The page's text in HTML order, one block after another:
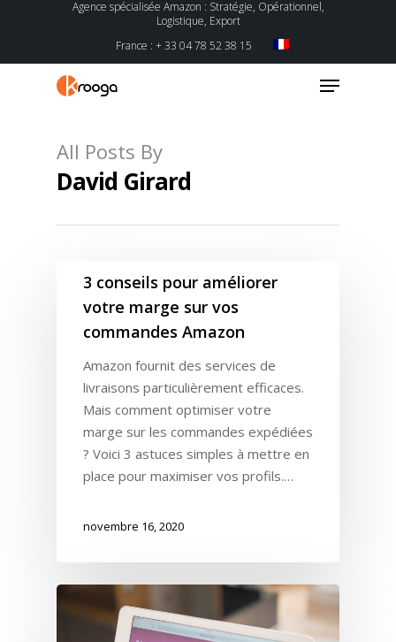
Agence spécialisée Amazon : Stratégie, Opérationnel,
Logistique, Export
France : + 33 04 78 52 38 15
Hit enter to search or ESC to close
All Posts By
David Girard
3 conseils pour améliorer
votre marge sur vos
commandes Amazon
Amazon fournit des services de
livraisons particulièrement efficaces.
Mais comment optimiser votre
marge sur les commandes expédiées
? Voici 3 astuces simples à mettre en
place pour maximiser vos profils.…
novembre 16, 2020